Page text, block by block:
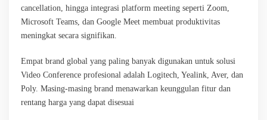
cancellation, hingga integrasi platform meeting seperti Zoom,
Microsoft Teams, dan Google Meet membuat produktivitas
meningkat secara signifikan.
Empat brand global yang paling banyak digunakan untuk solusi
Video Conference profesional adalah Logitech, Yealink, Aver, dan
Poly. Masing-masing brand menawarkan keunggulan fitur dan
rentang harga yang dapat disesuai